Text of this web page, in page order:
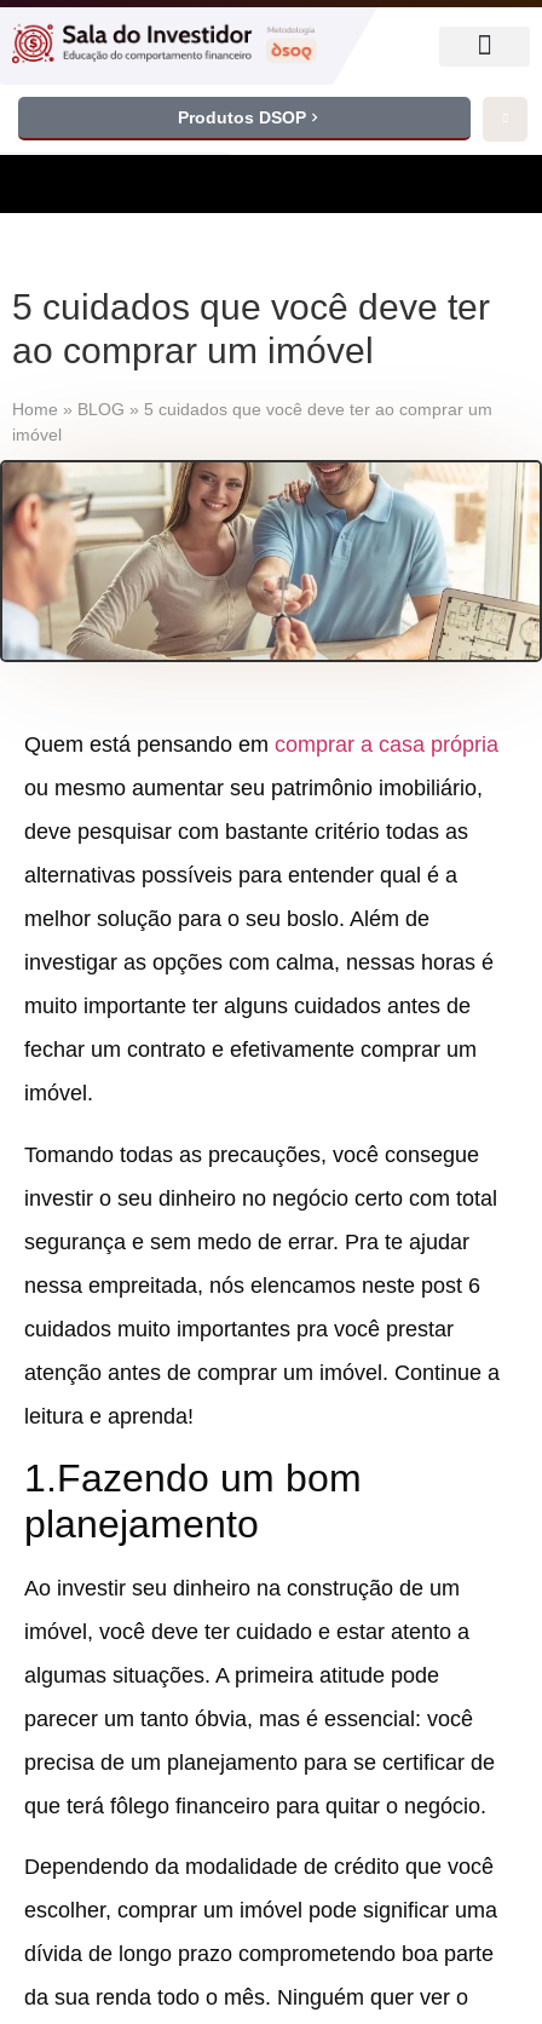
Produtos DSOP
5 cuidados que você deve ter
ao comprar um imóvel
Home » BLOG » 5 cuidados que você deve ter ao comprar um
imóvel
Quem está pensando em comprar a casa própria
ou mesmo aumentar seu patrimônio imobiliário,
deve pesquisar com bastante critério todas as
alternativas possíveis para entender qual é a
melhor solução para o seu boslo. Além de
investigar as opções com calma, nessas horas é
muito importante ter alguns cuidados antes de
fechar um contrato e efetivamente comprar um
imóvel.
Tomando todas as precauções, você consegue
investir o seu dinheiro no negócio certo com total
segurança e sem medo de errar. Pra te ajudar
nessa empreitada, nós elencamos neste post 6
cuidados muito importantes pra você prestar
atenção antes de comprar um imóvel. Continue a
leitura e aprenda!
1.Fazendo um bom
planejamento
Ao investir seu dinheiro na construção de um
imóvel, você deve ter cuidado e estar atento a
algumas situações. A primeira atitude pode
parecer um tanto óbvia, mas é essencial: você
precisa de um planejamento para se certificar de
que terá fôlego financeiro para quitar o negócio.
Dependendo da modalidade de crédito que você
escolher, comprar um imóvel pode significar uma
dívida de longo prazo comprometendo boa parte
da sua renda todo o mês. Ninguém quer ver o